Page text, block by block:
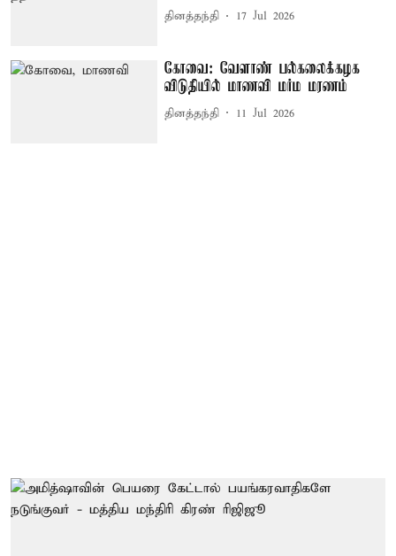
தினத்தந்தி 17 Jul 2026
கோவை: வேளாண் பல்கலைக்கழக
விடுதியில் மாணவி மர்ம மரணம்
தினத்தந்தி 11 Jul 2026